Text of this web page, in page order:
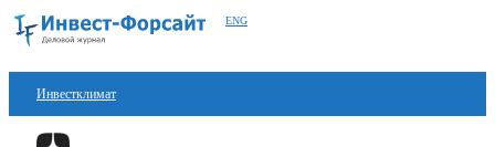
ENG
Инвестклимат
Финансы